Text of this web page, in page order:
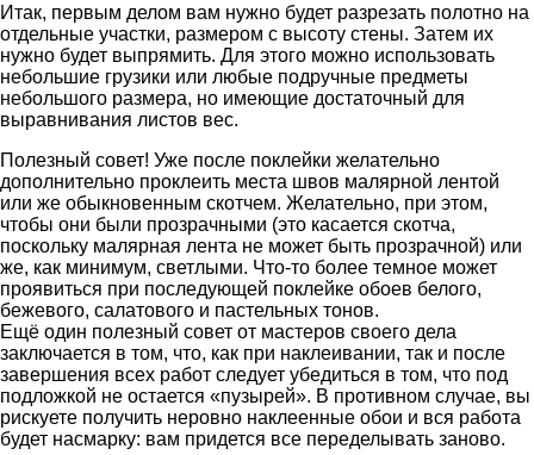
Итак, первым делом вам нужно будет разрезать полотно на
отдельные участки, размером с высоту стены. Затем их
нужно будет выпрямить. Для этого можно использовать
небольшие грузики или любые подручные предметы
небольшого размера, но имеющие достаточный для
выравнивания листов вес.
Полезный совет! Уже после поклейки желательно
дополнительно проклеить места швов малярной лентой
или же обыкновенным скотчем. Желательно, при этом,
чтобы они были прозрачными (это касается скотча,
поскольку малярная лента не может быть прозрачной) или
же, как минимум, светлыми. Что-то более темное может
проявиться при последующей поклейке обоев белого,
бежевого, салатового и пастельных тонов.
Ещё один полезный совет от мастеров своего дела
заключается в том, что, как при наклеивании, так и после
завершения всех работ следует убедиться в том, что под
подложкой не остается «пузырей». В противном случае, вы
рискуете получить неровно наклеенные обои и вся работа
будет насмарку: вам придется все переделывать заново.